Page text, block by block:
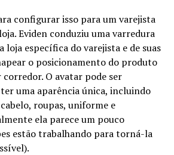
configurar isso para um varejista
Eviden conduziu uma varredura
loja específica do varejista e de suas
o posicionamento do produto
O avatar pode ser
uma aparência única, incluindo
roupas, uniforme e
ela parece um pouco
estão trabalhando para torná-la